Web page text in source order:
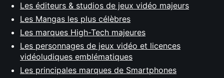
Les éditeurs & studios de jeux vidéo majeurs
Les Mangas les plus célèbres
Les marques High-Tech majeures
Les personnages de jeux vidéo et licences
vidéoludiques emblématiques
Les principales marques de Smartphones